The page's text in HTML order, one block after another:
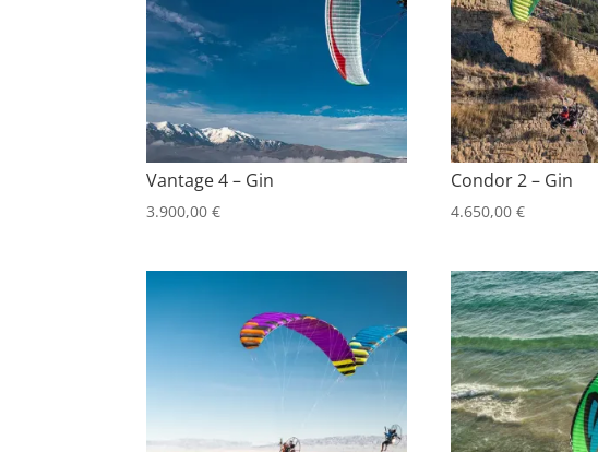
Vantage 4 – Gin
3.900,00€
Condor 2 – Gin
4.650,00€